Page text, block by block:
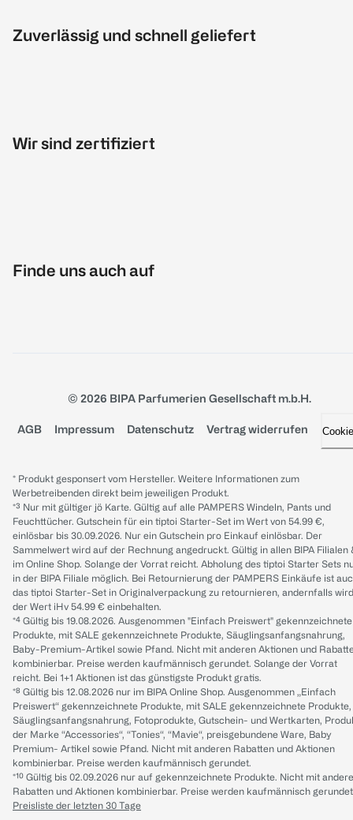
Zuverlässig und schnell geliefert
Wir sind zertifiziert
Finde uns auch auf
© 2026 BIPA Parfumerien Gesellschaft m.b.H.
AGB Impressum Datenschutz Vertrag widerrufen
* Produkt gesponsert vom Hersteller. Weitere Informationen zum
Werbetreibenden direkt beim jeweiligen Produkt.
*³ Nur mit gültiger jö Karte. Gültig auf alle PAMPERS Windeln, Pants und
Feuchttücher. Gutschein für ein tiptoi Starter-Set im Wert von 54.99 €,
einlösbar bis 30.09.2026. Nur ein Gutschein pro Einkauf einlösbar. Der
Sammelwert wird auf der Rechnung angedruckt. Gültig in allen BIPA Filialen
im Online Shop. Solange der Vorrat reicht. Abholung des tiptoi Starter Sets
in der BIPA Filiale möglich. Bei Retournierung der PAMPERS Einkäufe ist
das tiptoi Starter-Set in Originalverpackung zu retournieren, andernfalls wird
der Wert iHv 54.99 € einbehalten.
*⁴ Gültig bis 19.08.2026. Ausgenommen "Einfach Preiswert" gekennzeichnete
Produkte, mit SALE gekennzeichnete Produkte, Säuglingsanfangsnahrung,
Baby-Premium-Artikel sowie Pfand. Nicht mit anderen Aktionen und
kombinierbar. Preise werden kaufmännisch gerundet. Solange der Vorrat
reicht. Bei 1+1 Aktionen ist das günstigste Produkt gratis.
*⁸ Gültig bis 12.08.2026 nur im BIPA Online Shop. Ausgenommen „Einfach
Preiswert“ gekennzeichnete Produkte, mit SALE gekennzeichnete Produkte,
Säuglingsanfangsnahrung, Fotoprodukte, Gutschein- und Wertkarten,
der Marke “Accessories“, “Tonies“, “Mavie“, preisgebundene Ware, Baby
Premium- Artikel sowie Pfand. Nicht mit anderen Rabatten und Aktionen
kombinierbar. Preise werden kaufmännisch gerundet.
*¹⁰ Gültig bis 02.09.2026 nur auf gekennzeichnete Produkte. Nicht mit
Rabatten und Aktionen kombinierbar. Preise werden kaufmännisch
Preisliste der letzten 30 Tage